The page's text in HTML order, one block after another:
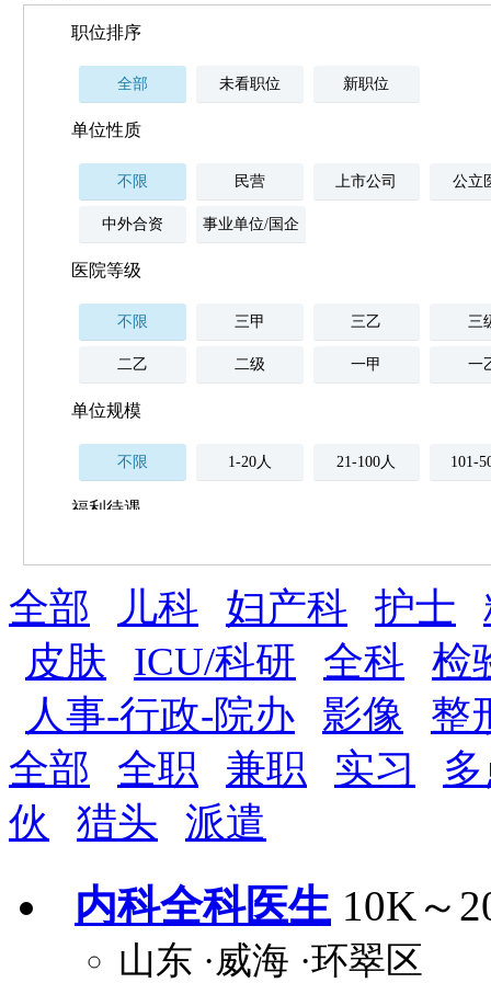
职位排序
全部 未看职位 新职位
单位性质
不限 民营 上市公司 公立
中外合资 事业单位/国企
医院等级
不限 三甲 三乙 三
二乙 二级 一甲 一
单位规模
不限 1-20人 21-100人 101-
福利待遇
薪资与社保
五险 住房公积金 企业
全勤奖 加班补助 全薪病假 股票
法定节假日三薪 工龄奖 带薪年假 年终
晋升与政策
8小时工作制 周末双休
关怀与福利
包吃 住房补贴
全部 儿科 妇产科 护士
皮肤
ICU/科研 全科
检
人事-行政-院办
影像
整
全部
全职 兼职 实习
伙
猎头 派遣
内科全科医生 10K～
山东 ·威海 ·环翠区